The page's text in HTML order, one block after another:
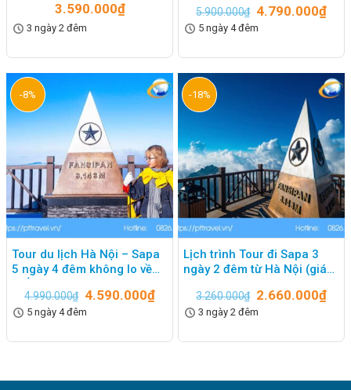
3.590.000₫
3 ngày 2 đêm
5.900.000₫ 4.790.000₫
5 ngày 4 đêm
-8%
Tour du lịch Hà Nội – Sapa
5 ngày 4 đêm không lo về
4.990.000₫ 4.590.000₫
5 ngày 4 đêm
-18%
Lịch trình Tour đi Sapa 3
ngày 2 đêm từ Hà Nội (giá
3.260.000₫ 2.660.000₫
3 ngày 2 đêm